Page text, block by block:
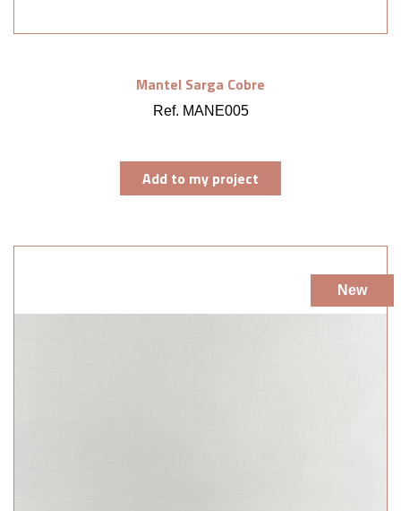
Mantel Sarga Cobre
Ref. MANE005
Add to my project
New